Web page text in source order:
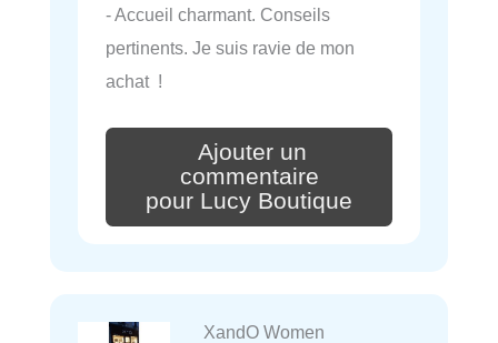
- Accueil charmant. Conseils
pertinents. Je suis ravie de mon
achat !
Ajouter un
commentaire
pour Lucy Boutique
XandO Women